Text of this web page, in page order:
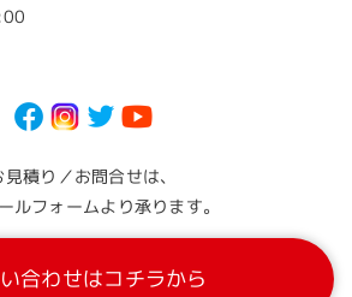
見積り／お問合せは、
ルフォームより承ります。
合わせはコチラから